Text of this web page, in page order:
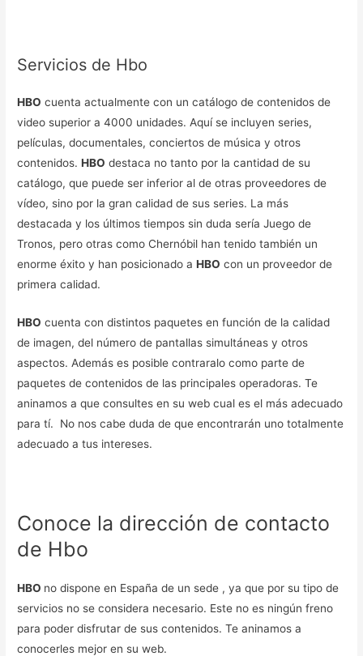
Servicios de Hbo
HBO cuenta actualmente con un catálogo de contenidos de
video superior a 4000 unidades. Aquí se incluyen series,
películas, documentales, conciertos de música y otros
contenidos.HBO destaca no tanto por la cantidad de su
catálogo, que puede ser inferior al de otras proveedores de
vídeo, sino por la gran calidad de sus series. La más
destacada y los últimos tiempos sin duda sería Juego de
Tronos, pero otras como Chernóbil han tenido también un
enorme éxito y han posicionado aHBO con un proveedor de
primera calidad.
HBO cuenta con distintos paquetes en función de la calidad
de imagen, del número de pantallas simultáneas y otros
aspectos. Además es posible contraralo como parte de
paquetes de contenidos de las principales operadoras. Te
aninamos a que consultes en su web cual es el más adecuado
para tí. No nos cabe duda de que encontrarán uno totalmente
adecuado a tus intereses.
Conoce la dirección de contacto
de Hbo
HBO no dispone en España de un sede , ya que por su tipo de
servicios no se considera necesario. Este no es ningún freno
para poder disfrutar de sus contenidos. Te aninamos a
conocerles mejor en su web.